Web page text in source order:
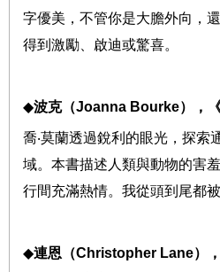
字優美，不管你是大膽外向，
得到激勵、啟迪或驚喜。
◆波克（Joanna Bourke），
喬‧莫蘭透過銳利的眼光，探索
域。本書描述人類與動物的害
行間充滿熱情。我從頭到尾都被
◆連恩（Christopher Lane）